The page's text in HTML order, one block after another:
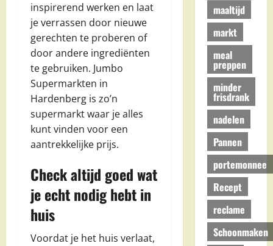
inspirerend werken en laat
je verrassen door nieuwe
gerechten te proberen of
door andere ingrediënten
te gebruiken. Jumbo
Supermarkten in
Hardenberg is zo’n
supermarkt waar je alles
kunt vinden voor een
aantrekkelijke prijs.
Check altijd goed wat
je echt nodig hebt in
huis
Voordat je het huis verlaat,
maaltijd
markt
meal
preppen
minder
frisdrank
nadelen
Pannen
portemonnee
Recept
reclame
Schoonmaken